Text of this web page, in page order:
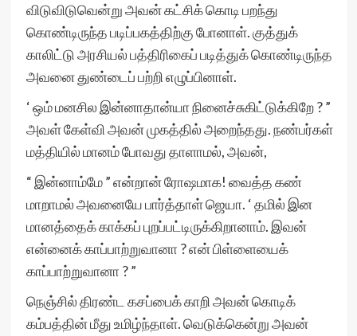
விடுவிடுவென்று அவன் கட்சிக் கொடி பறந்து
கொண்டிருந்த படிப்பகத்திற்கு போனாள். குத்துக்
காலிட்டு அரசியல் பத்திரிகைப் படித்துக் கொண்டிருந்த
அவனை துண்டைப் பற்றி எழுப்பினாள்.
‘ ஒம் மனசில இன்னாதான்யா நினைச்சுகிட்டுக்கிறே ? ”
அவள் கேள்வி அவன் முகத்தில் அறைந்தது. நண்பர்கள்
மத்தியில் மானம் போவது தாளாமல், அவன்,
“ இன்னாம்மே ” என்றான் ரோஷமாக! வைத்த கண்
மாறாமல் அவனையே பார்த்தாள் ஜெயா. ‘ தமில் இன
மானத்தைக் காக்கப் புறப்பட்டிருக்கிறானாம். இவன்
என்னைக் காப்பாற்றுவானா ? என் பிள்ளையைக்
காப்பாற்றுவானா ? ”
நெஞ்சில் திரண்ட கசப்பைக் காறி அவன் கொடிக்
கம்பத்தின் மீது உமிழ்ந்தாள். வெடுக்கென்று அவன்